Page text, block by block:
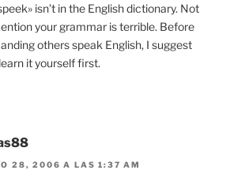
isn’t in the English dictionary. Not
your grammar is terrible. Before
others speak English, I suggest
it yourself first.
28, 2006 A LAS 1:37 AM